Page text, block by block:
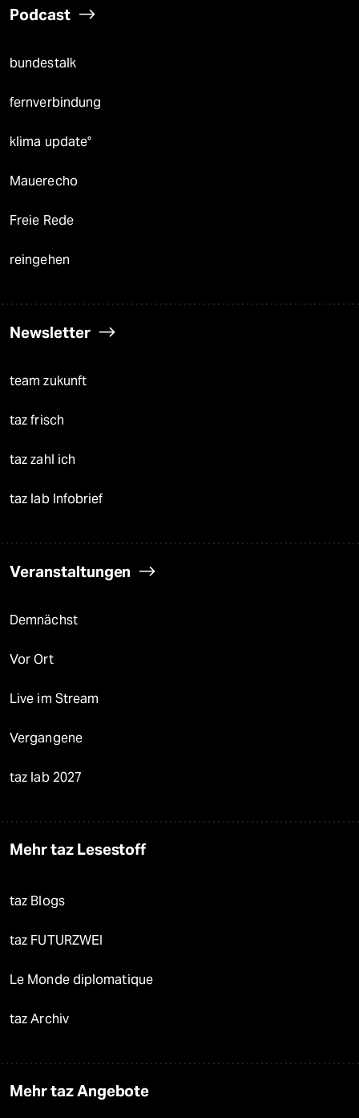
Podcast
bundestalk
fernverbindung
klima update°
Mauerecho
Freie Rede
reingehen
Newsletter
team zukunft
taz frisch
taz zahl ich
taz lab Infobrief
Veranstaltungen
Demnächst
Vor Ort
Live im Stream
Vergangene
taz lab 2027
Mehr taz Lesestoff
taz Blogs
taz FUTURZWEI
Le Monde diplomatique
taz Archiv
Mehr taz Angebote